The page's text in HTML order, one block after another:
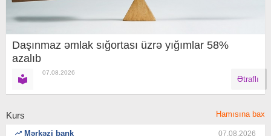
Daşınmaz əmlak sığortası üzrə yığımlar 58%
azalıb
07.08.2026
Ətraflı
Kurs Hamısına bax
Mərkəzi bank 07.08.2026